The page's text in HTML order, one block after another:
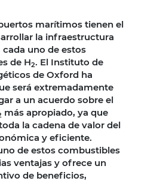
marítimos tienen el
la infraestructura
cada uno de estos
de H2. El Instituto de
de Oxford ha
será extremadamente
a un acuerdo sobre el
más apropiado, ya que
la cadena de valor del
y eficiente.
de estos combustibles
ventajas y ofrece un
de beneficios,